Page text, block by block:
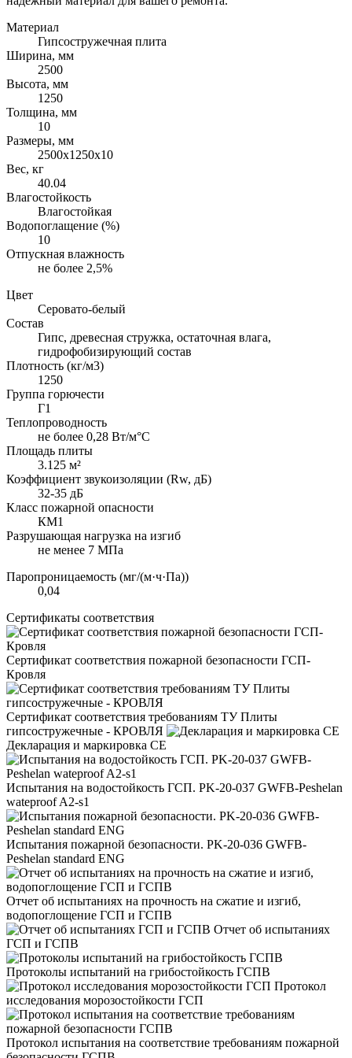
Материал
Гипсостружечная плита
Ширина, мм
2500
Высота, мм
1250
Толщина, мм
10
Размеры, мм
2500х1250х10
Вес, кг
40.04
Влагостойкость
Влагостойкая
Водопоглащение (%)
10
Отпускная влажность
не более 2,5%
Цвет
Серовато-белый
Состав
Гипс, древесная стружка, остаточная влага,
гидрофобизирующий состав
Плотность (кг/м3)
1250
Группа горючести
Г1
Теплопроводность
не более 0,28 Вт/м°С
Площадь плиты
3.125 м²
Коэффициент звукоизоляции (Rw, дБ)
32-35 дБ
Класс пожарной опасности
КМ1
Разрушающая нагрузка на изгиб
не менее 7 МПа
Паропроницаемость (мг/(м·ч·Па))
0,04
Сертификаты соответствия
Сертификат соответствия пожарной безопасности ГСП-
Кровля
Сертификат соответствия требованиям ТУ Плиты
гипсостружечные - КРОВЛЯ
Декларация и маркировка CE
Испытания на водостойкость ГСП. PK-20-037 GWFB-Peshelan
wateproof A2-s1
Испытания пожарной безопасности. PK-20-036 GWFB-
Peshelan standard ENG
Отчет об испытаниях на прочность на сжатие и изгиб,
водопоглощение ГСП и ГСПВ
Отчет об испытаниях
ГСП и ГСПВ
Протоколы испытаний на грибостойкость ГСПВ
Протокол
исследования морозостойкости ГСП
Протокол испытания на соответствие требованиям пожарной